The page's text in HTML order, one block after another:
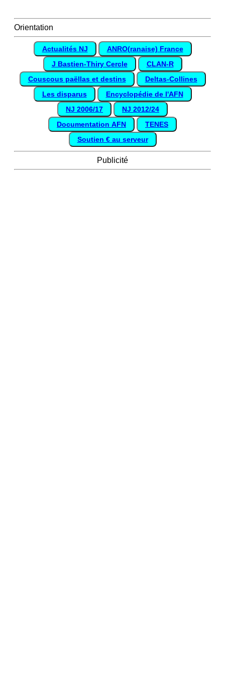
Orientation
Actualités NJ
ANRO(ranaise) France
J Bastien-Thiry Cercle
CLAN-R
Couscous paëllas et destins
Deltas-Collines
Les disparus
Encyclopédie de l'AFN
NJ 2006/17
NJ 2012/24
Documentation AFN
TENES
Soutien € au serveur
Publicité